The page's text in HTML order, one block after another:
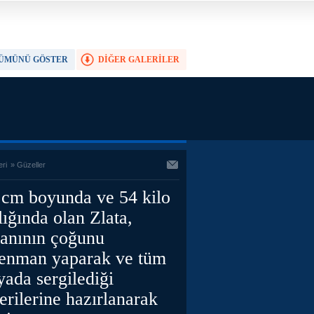
DİĞER GALERİLER
GÖSTER
» Güzeller
boyunda ve 54 kilo
olan Zlata,
çoğunu
yaparak ve tüm
sergilediği
hazırlanarak